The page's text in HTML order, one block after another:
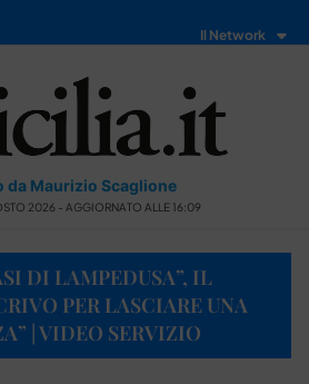
Il Network
da Maurizio Scaglione
2026 - AGGIORNATO ALLE 16:09
DI LAMPEDUSA”, IL
PER LASCIARE UNA
| VIDEO SERVIZIO